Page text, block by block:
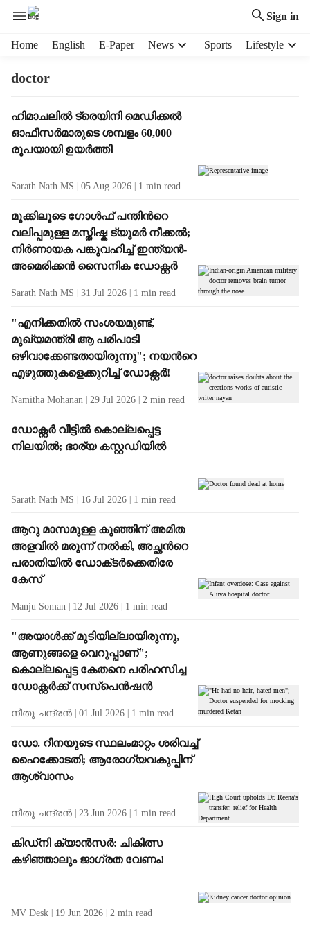
Sign in
Home English E-Paper News Sports Lifestyle
doctor
T
a
g
s
l
t
s
ഹിമാചലിൽ ട്രെയിനി മെഡിക്കൽ
ഓഫീസർമാരുടെ ശമ്പളം 60,000
രൂപയായി ഉയർത്തി
Sarath Nath MS 05 Aug 2026 1 min read
മൂക്കിലൂടെ ഗോൾഫ് പന്തിന്‍റെ
വലിപ്പമുള്ള മസ്തിഷ്ക ട്യൂമർ നീക്കൽ;
നിർണായക പങ്കുവഹിച്ച് ഇന്ത്യൻ-
അമെരിക്കൻ സൈനിക ഡോക്റ്റർ
Sarath Nath MS 31 Jul 2026 1 min read
"എനിക്കതിൽ സംശയമുണ്ട്,
മുഖ്യമന്ത്രി ആ പരിപാടി
ഒഴിവാക്കേണ്ടതായിരുന്നു"; നയന്‍റെ
എഴുത്തുകളെക്കുറിച്ച് ഡോക്റ്റർ!
Namitha Mohanan 29 Jul 2026 2 min read
ഡോക്റ്റർ വീട്ടിൽ കൊല്ലപ്പെട്ട
നിലയിൽ; ഭാര്യ കസ്റ്റഡിയിൽ
Sarath Nath MS 16 Jul 2026 1 min read
ആറു മാസമുള്ള കുഞ്ഞിന് അമിത
അളവിൽ മരുന്ന് നൽകി, അച്ഛന്‍റെ
പരാതിയിൽ ഡോക്‌ടർക്കെതിരേ
കേസ്
Manju Soman 12 Jul 2026 1 min read
"അയാൾക്ക് മുടിയില്ലായിരുന്നു,
ആണുങ്ങളെ വെറുപ്പാണ്";
കൊല്ലപ്പെട്ട കേതനെ പരിഹസിച്ച
ഡോക്റ്റർക്ക് സസ്പെൻഷൻ
നീതു ചന്ദ്രൻ 01 Jul 2026 1 min read
ഡോ. റീനയുടെ സ്ഥലംമാറ്റം ശരിവച്ച്
ഹൈക്കോടതി; ആരോഗ്യവകുപ്പിന്
ആശ്വാസം
നീതു ചന്ദ്രൻ 23 Jun 2026 1 min read
കിഡ്നി ക്യാൻസർ: ചികിത്സ
കഴിഞ്ഞാലും ജാഗ്രത വേണം!
MV Desk 19 Jun 2026 2 min read